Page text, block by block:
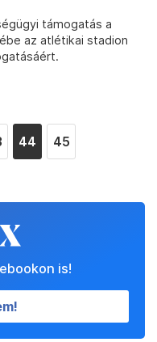
támogatás a
az atlétikai stadion
44 45
is!